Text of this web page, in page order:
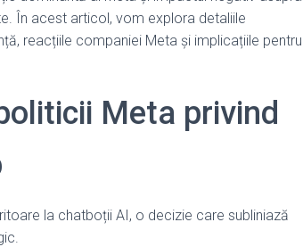
În acest articol, vom explora detaliile
reacțiile companiei Meta și implicațiile pentru
Meta privind
la chatboții AI, o decizie care subliniază